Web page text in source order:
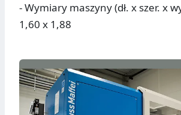
- Wymiary maszyny (dł. x szer. x
1,60 x 1,88